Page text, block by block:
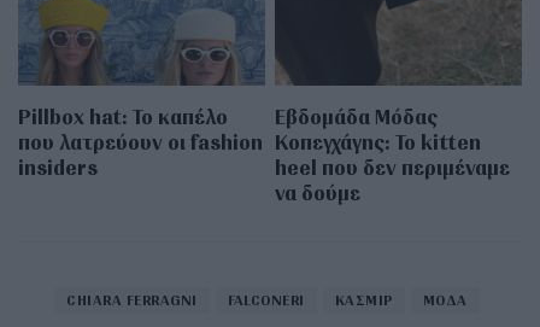
Pillbox hat: Το καπέλο
που λατρεύουν οι fashion
insiders
Εβδομάδα Μόδας
Κοπεγχάγης: Το kitten
heel που δεν περιμέναμε
να δούμε
CHIARA FERRAGNI FALCONERI ΚΑΣΜΙΡ ΜΟΔΑ